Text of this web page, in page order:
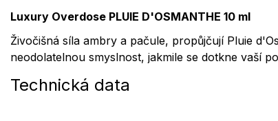
Luxury Overdose PLUIE D'OSMANTHE 10 ml
Živočišná síla ambry a pačule, propůjčují Pluie
neodolatelnou smyslnost, jakmile se dotkne vaší
Technická data